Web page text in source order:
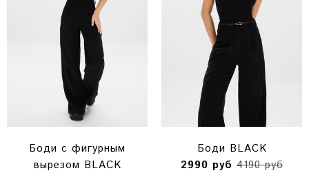
Боди с фигурным
вырезом BLACK
Боди BLACK
2990 руб4190 руб